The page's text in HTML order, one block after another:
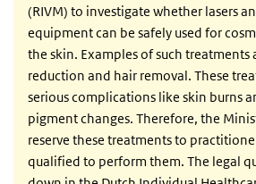
(RIVM) to investigate whether lasers
equipment can be safely used for
the skin. Examples of such treatments
reduction and hair removal. These
serious complications like skin burns
pigment changes. Therefore, the
reserve these treatments to
qualified to perform them. The legal